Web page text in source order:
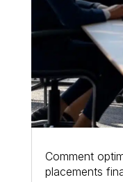
Comment
placements